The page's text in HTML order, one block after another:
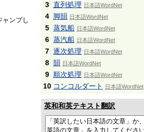
ャンプし
3 直列処理 日本語WordNet
4 脚韻 日本語WordNet
5 蒸気船 日本語WordNet
6 蒸汽船 日本語WordNet
7 逐次処理 日本語WordNet
8 韻 日本語WordNet
9 順次処理 日本語WordNet
10 コンコルダート 日本語WordNet
英和和英テキスト翻訳